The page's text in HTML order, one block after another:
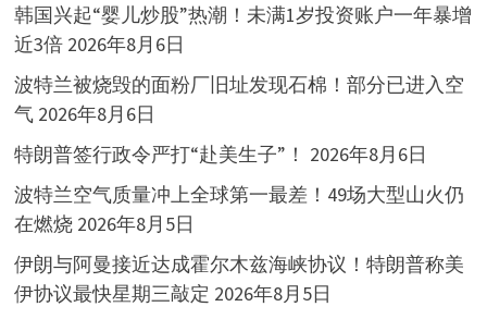
韩国兴起“婴儿炒股”热潮！未满1岁投资账户一年暴增
近3倍 2026年8月6日
波特兰被烧毁的面粉厂旧址发现石棉！部分已进入空
气 2026年8月6日
特朗普签行政令严打“赴美生子”！ 2026年8月6日
波特兰空气质量冲上全球第一最差！49场大型山火仍
在燃烧 2026年8月5日
伊朗与阿曼接近达成霍尔木兹海峡协议！特朗普称美
伊协议最快星期三敲定 2026年8月5日